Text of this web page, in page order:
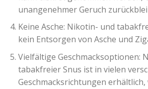
unangenehmer Geruch
Keine Asche: Nikotin- und
kein Entsorgen von Asche und
Vielfältige Geschmacksoptionen:
tabakfreier Snus ist in vielen
Geschmacksrichtungen